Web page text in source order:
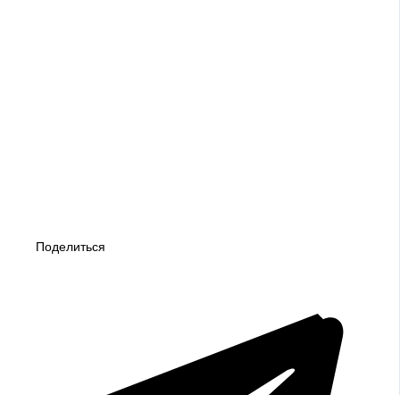
Поделиться